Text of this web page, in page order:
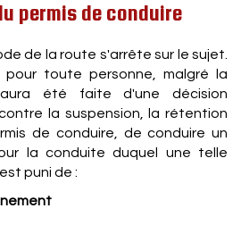
permis de conduire
de la route s'arrête sur le sujet.
toute personne, malgré la
été faite d'une décision
la suspension, la rétention
de conduire, de conduire un
la conduite duquel une telle
puni de :